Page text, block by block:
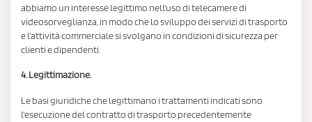
abbiamo un interesse legittimo nell'uso di telecamere di
videosorveglianza, in modo che lo sviluppo dei servizi di trasporto
e l'attività commerciale si svolgano in condizioni di sicurezza per
clienti e dipendenti.
4. Legittimazione.
Le basi giuridiche che legittimano i trattamenti indicati sono
l'esecuzione del contratto di trasporto precedentemente